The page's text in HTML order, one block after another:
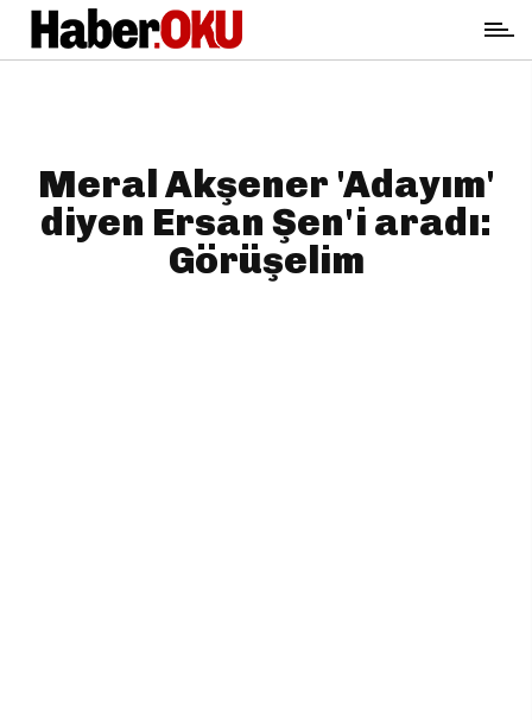
Meral Akşener 'Adayım'
diyen Ersan Şen'i aradı:
Görüşelim